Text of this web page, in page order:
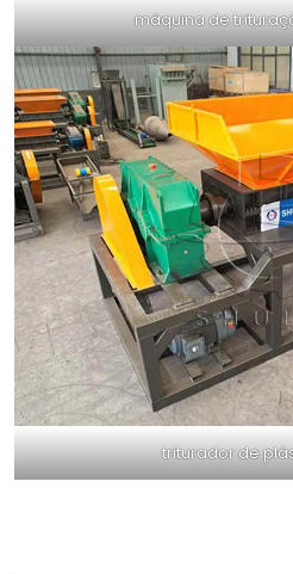
máquina de
triturador de